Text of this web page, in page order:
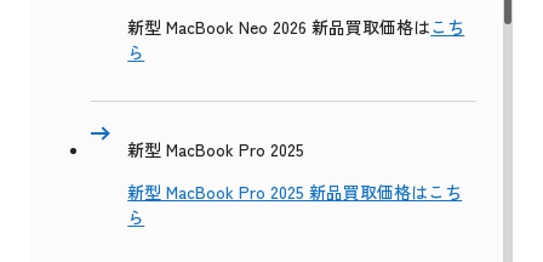
新型 MacBook Neo 2026 新品買取価格はこち
ら
新型 MacBook Pro 2025
新型 MacBook Pro 2025 新品買取価格はこち
ら